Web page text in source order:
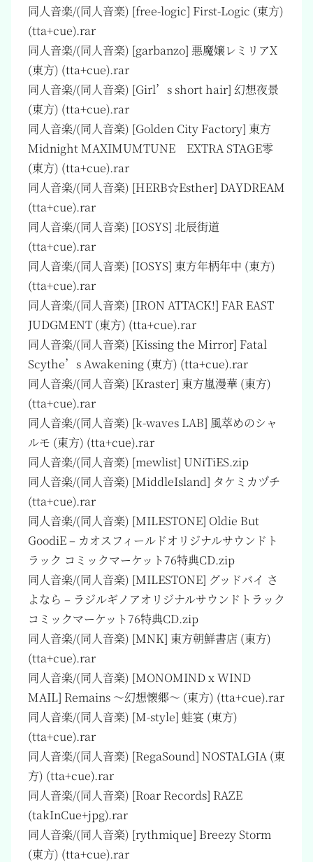
同人音楽/(同人音楽) [free-logic] First-Logic (東方)
(tta+cue).rar
同人音楽/(同人音楽) [garbanzo] 悪魔嬢レミリアX
(東方) (tta+cue).rar
同人音楽/(同人音楽) [Girl’s short hair] 幻想夜景
(東方) (tta+cue).rar
同人音楽/(同人音楽) [Golden City Factory] 東方
Midnight MAXIMUMTUNE EXTRA STAGE零
(東方) (tta+cue).rar
同人音楽/(同人音楽) [HERB☆Esther] DAYDREAM
(tta+cue).rar
同人音楽/(同人音楽) [IOSYS] 北辰街道
(tta+cue).rar
同人音楽/(同人音楽) [IOSYS] 東方年柄年中 (東方)
(tta+cue).rar
同人音楽/(同人音楽) [IRON ATTACK!] FAR EAST
JUDGMENT (東方) (tta+cue).rar
同人音楽/(同人音楽) [Kissing the Mirror] Fatal
Scythe’s Awakening (東方) (tta+cue).rar
同人音楽/(同人音楽) [Kraster] 東方嵐漫華 (東方)
(tta+cue).rar
同人音楽/(同人音楽) [k-waves LAB] 風萃めのシャ
ルモ (東方) (tta+cue).rar
同人音楽/(同人音楽) [mewlist] UNiTiES.zip
同人音楽/(同人音楽) [MiddleIsland] タケミカヅチ
(tta+cue).rar
同人音楽/(同人音楽) [MILESTONE] Oldie But
GoodiE – カオスフィールドオリジナルサウンドト
ラック コミックマーケット76特典CD.zip
同人音楽/(同人音楽) [MILESTONE] グッドバイ さ
よなら – ラジルギノアオリジナルサウンドトラック
コミックマーケット76特典CD.zip
同人音楽/(同人音楽) [MNK] 東方朝鮮書店 (東方)
(tta+cue).rar
同人音楽/(同人音楽) [MONOMIND x WIND
MAIL] Remains ～幻想懐郷～ (東方) (tta+cue).rar
同人音楽/(同人音楽) [M-style] 蛙宴 (東方)
(tta+cue).rar
同人音楽/(同人音楽) [RegaSound] NOSTALGIA (東
方) (tta+cue).rar
同人音楽/(同人音楽) [Roar Records] RAZE
(takInCue+jpg).rar
同人音楽/(同人音楽) [rythmique] Breezy Storm
(東方) (tta+cue).rar